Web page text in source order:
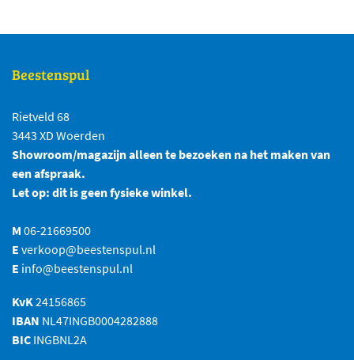
Beestenspul
Rietveld 68
3443 XD Woerden
Showroom/magazijn alleen te bezoeken na het maken van
een afspraak.
Let op: dit is geen fysieke winkel.
M 06-21669500
E verkoop@beestenspul.nl
E info@beestenspul.nl
KvK 24156865
IBAN NL47INGB0004282888
BIC INGBNL2A